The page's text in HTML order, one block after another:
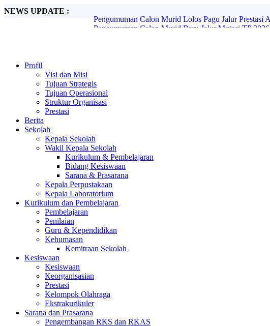
NEWS UPDATE :
Pengumuman Calon Murid Baru Jalur Mutasi TP
Pemberitahuan SPMB Jenjang SMP Tahun Ajaran
INFORMASI UKM (UJI KENDALI MUTU) SPMB
PENGUMUMAN CALON MURID BARU LOLOS
Pengumuman Calon Murid Lolos Pagu Jalur Prestasi
Profil
Visi dan Misi
Tujuan Strategis
Tujuan Operasional
Struktur Organisasi
Prestasi
Berita
Sekolah
Kepala Sekolah
Wakil Kepala Sekolah
Kurikulum & Pembelajaran
Bidang Kesiswaan
Sarana & Prasarana
Kepala Perpustakaan
Kepala Laboratorium
Kurikulum dan Pembelajaran
Pembelajaran
Penilaian
Guru & Kependidikan
Kehumasan
Kemitraan Sekolah
Kesiswaan
Kesiswaan
Keorganisasian
Prestasi
Kelompok Olahraga
Ekstrakurikuler
Sarana dan Prasarana
Pengembangan RKS dan RKAS